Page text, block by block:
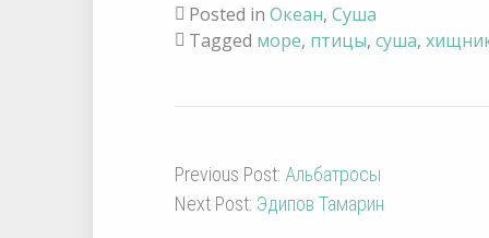
Posted in Океан, Суша
Tagged море, птицы, суша,
Previous Post: Альбатросы
Next Post: Эдипов Тамарин